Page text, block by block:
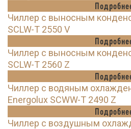
Чиллер с выносным
SCLW-T 2550 V
Чиллер с выносным
SCLW-T 2560 Z
Чиллер с водяным
Energolux SCWW-T 2490 Z
Чиллер с воздушным